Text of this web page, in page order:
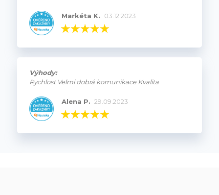
Markéta K. 03.12.2023
Výhody:
Rychlost Velmi dobrá komunikace Kvalita
Alena P. 29.09.2023